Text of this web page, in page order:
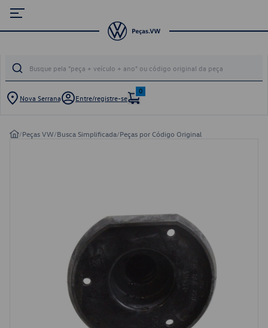
Nova Serrana Entre/registre-se
0
/Peças VW/Busca Simplificada/Peças por Código Original